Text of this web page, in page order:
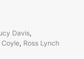
Davis,
Coyle, Ross Lynch